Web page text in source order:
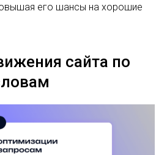
его шансы на хорошие
сайта по